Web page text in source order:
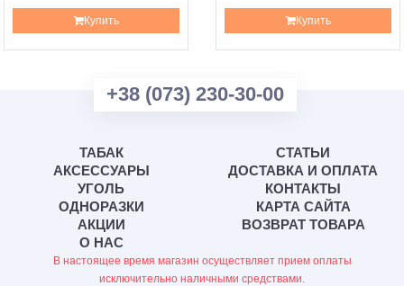
Купить Купить
+38 (073) 230-30-00
ТАБАК
АКСЕССУАРЫ
УГОЛЬ
ОДНОРАЗКИ
АКЦИИ
О НАС
СТАТЬИ
ДОСТАВКА И ОПЛАТА
КОНТАКТЫ
КАРТА САЙТА
ВОЗВРАТ ТОВАРА
В настоящее время магазин осуществляет прием оплаты
исключительно наличными средствами.